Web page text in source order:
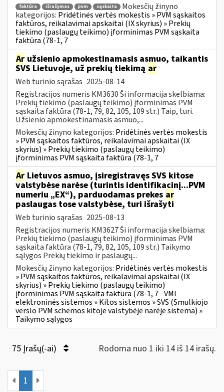
faktūra išrašymas pvm sąskaita
Mokesčių žinyno
kategorijos: Pridėtinės vertės mokestis » PVM sąskaitos
faktūros, reikalavimai apskaitai (IX skyrius) » Prekių
tiekimo (paslaugų teikimo) įforminimas PVM sąskaita
faktūra (78-1, 7
Ar užsienio apmokestinamasis asmuo, taikantis
SVS Lietuvoje, už prekių tiekimą ar
Web turinio sąrašas 2025-08-14
Registracijos numeris KM3630 Ši informacija skelbiama:
Prekių tiekimo (paslaugų teikimo) įforminimas PVM
sąskaita faktūra (78-1, 79, 82, 105, 109 str.) Taip, turi.
Užsienio apmokestinamasis asmuo,...
Mokesčių žinyno kategorijos: Pridėtinės vertės mokestis
» PVM sąskaitos faktūros, reikalavimai apskaitai (IX
skyrius) » Prekių tiekimo (paslaugų teikimo)
įforminimas PVM sąskaita faktūra (78-1, 7
Ar Lietuvos asmuo, įsiregistravęs SVS kitose
valstybėse narėse (turintis identifikacinį...PVM
numeriu „EX“), parduodamas prekes ar
paslaugas tose valstybėse, turi išrašyti
Web turinio sąrašas 2025-08-13
Registracijos numeris KM3627 Ši informacija skelbiama:
Prekių tiekimo (paslaugų teikimo) įforminimas PVM
sąskaita faktūra (78-1, 79, 82, 105, 109 str.) Taikymo
sąlygos Prekių tiekimo ir paslaugų...
Mokesčių žinyno kategorijos: Pridėtinės vertės mokestis
» PVM sąskaitos faktūros, reikalavimai apskaitai (IX
skyrius) » Prekių tiekimo (paslaugų teikimo)
įforminimas PVM sąskaita faktūra (78-1, 7 VMI
elektroninės sistemos » Kitos sistemos » SVS (Smulkiojo
verslo PVM schemos kitoje valstybėje narėje sistema) »
Taikymo sąlygos
75 Įrašų(-ai) Rodoma nuo 1 iki 14 iš 14 irašų.
1